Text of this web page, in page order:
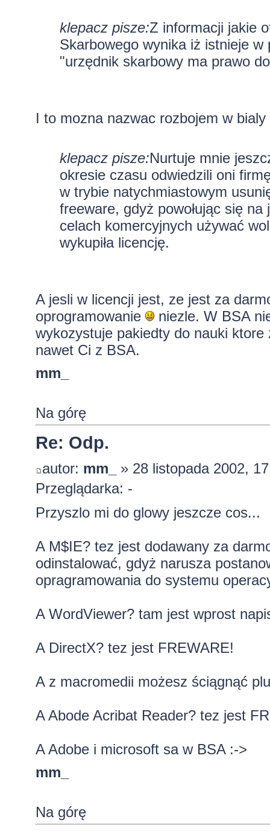
klepacz pisze:Z informacji jakie
Skarbowego wynika iż istnieje
"urzędnik skarbowy ma prawo
I to mozna nazwac rozbojem w
klepacz pisze:Nurtuje mnie
okresie czasu odwiedzili oni
w trybie natychmiastowym
freeware, gdyż powołując się
celach komercyjnych używać
wykupiła licencję.
A jesli w licencji jest, ze jest za
oprogramowanie
niezle. W BSA
wykozystuje pakiedty do nauki
nawet Ci z BSA.
mm_
Na górę
Re: Odp.
autor: mm_
» 28 listopada 2002,
Przeglądarka: -
Przyszlo mi do glowy jeszcze cos...
A M$IE? tez jest dodawany za
odinstalować, gdyż narusza
opragramowania do systemu
A WordViewer? tam jest wprost
A DirectX? tez jest FREWARE!
A z macromedii możesz ściągnąć
A Abode Acribat Reader? tez jest
A Adobe i microsoft sa w BSA :->
mm_
Na górę